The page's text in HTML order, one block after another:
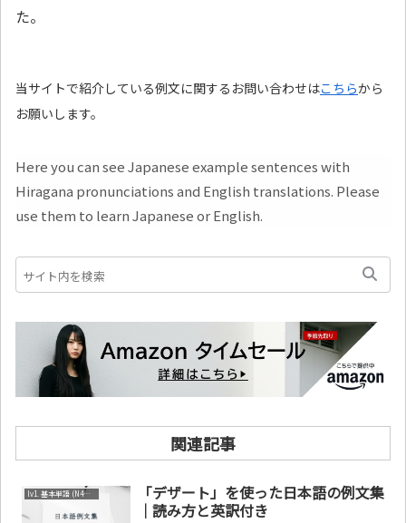
た。
当サイトで紹介している例文に関するお問い合わせはこちらから
お願いします。
Here you can see Japanese example sentences with
Hiragana pronunciations and English translations. Please
use them to learn Japanese or English.
関連記事
lv1. 基本単語 (N4～N5)
「デザート」を使った日本語の例文集
｜読み方と英訳付き